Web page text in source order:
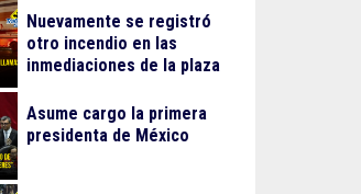
Nuevamente se registró
otro incendio en las
inmediaciones de la plaza
Asume cargo la primera
presidenta de México